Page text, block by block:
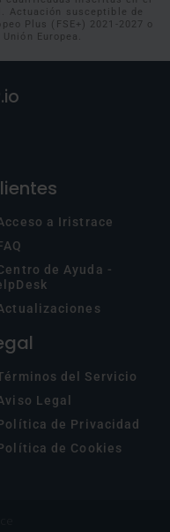
Actuación susceptible de
Plus (FSE+) 2021-2027 o
Europea.
a Iristrace
de Ayuda -
del Servicio
Legal
de Privacidad
de Cookies